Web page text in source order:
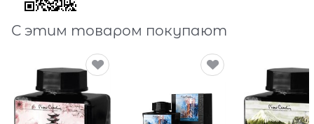
С этим товаром покупают